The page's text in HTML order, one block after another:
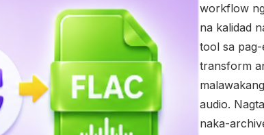
workflow
na kalidad
tool sa
transform
audio.
naka-